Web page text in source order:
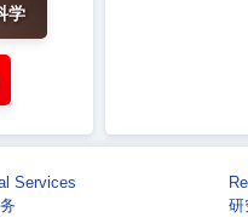
学
Services
研